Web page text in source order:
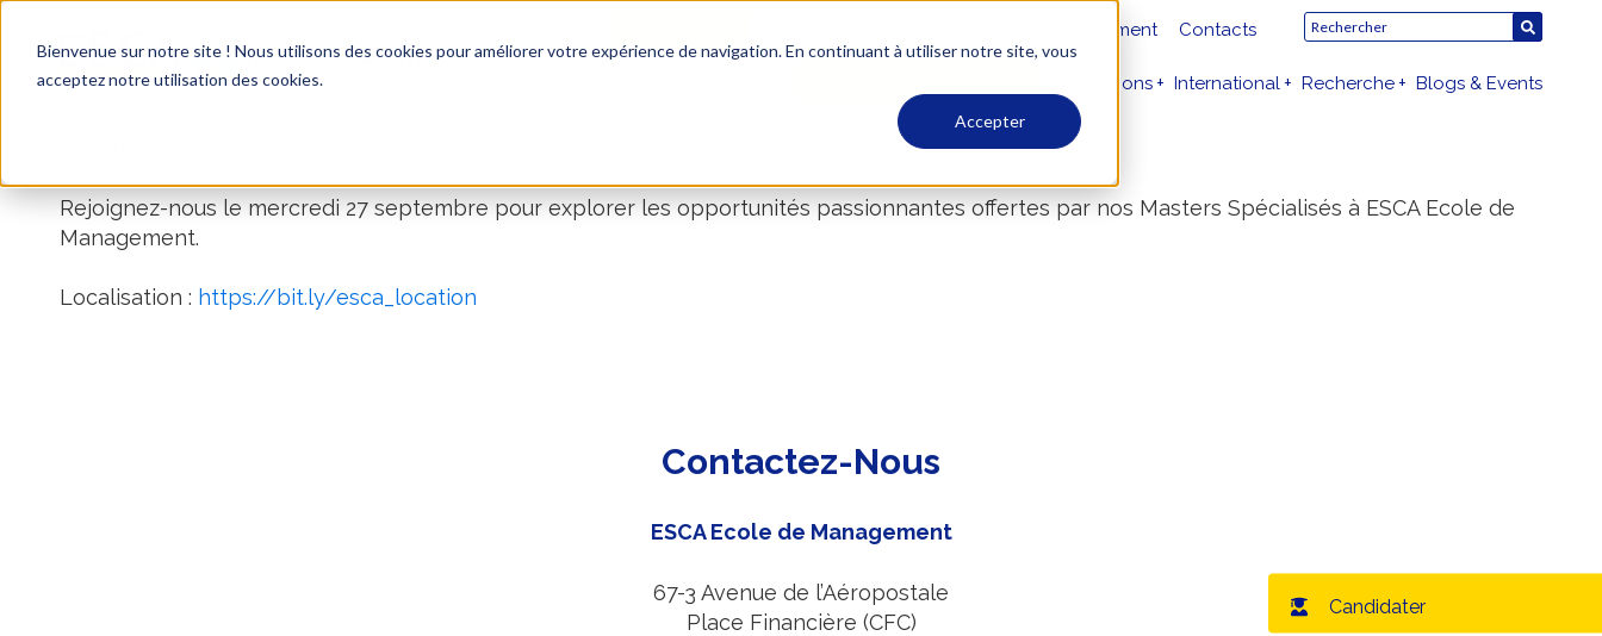
Bienvenue sur notre site ! Nous utilisons des cookies pour améliorer votre expérience de navigation. En continuant à utiliser notre site, vous
acceptez notre utilisation des cookies.
Accepter
Recrutement Contacts
Admissions International Recherche Blogs & Events
Rejoignez-nous le mercredi 27 septembre pour explorer les opportunités passionnantes offertes par nos Masters Spécialisés à ESCA Ecole de
Management.
Localisation : https://bit.ly/esca_location
Contactez-Nous
ESCA Ecole de Management
67-3 Avenue de l’Aéropostale
Place Financière (CFC)
Candidater